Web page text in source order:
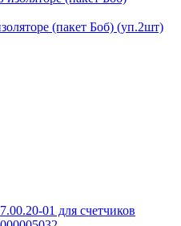
(пакет Боб) (уп.2шт)